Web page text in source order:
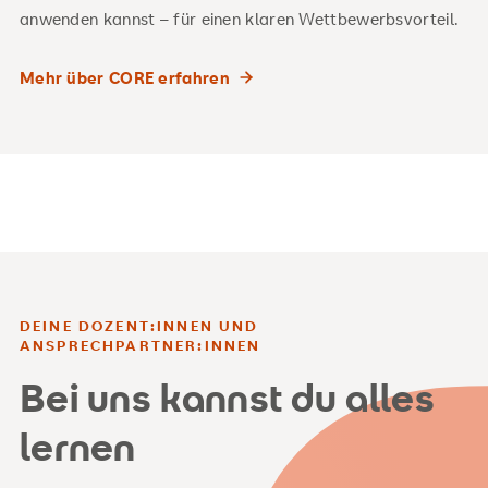
anwenden kannst – für einen klaren Wettbewerbsvorteil.
Mehr über CORE erfahren
DEINE DOZENT:INNEN UND
ANSPRECHPARTNER:INNEN
Bei uns kannst du alles
lernen